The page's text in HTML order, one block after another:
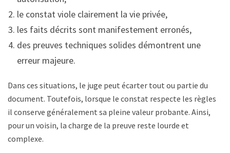
le constat viole clairement la vie privée,
les faits décrits sont manifestement erronés,
des preuves techniques solides démontrent une
erreur majeure.
Dans ces situations, le juge peut écarter tout ou partie du
document. Toutefois, lorsque le constat respecte les règles,
il conserve généralement sa pleine valeur probante. Ainsi,
pour un voisin, la charge de la preuve reste lourde et
complexe.